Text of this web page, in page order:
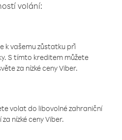
volání:
k vašemu zůstatku při
S tímto kreditem můžete
za nízké ceny Viber.
volat do libovolné zahraniční
nízké ceny Viber.